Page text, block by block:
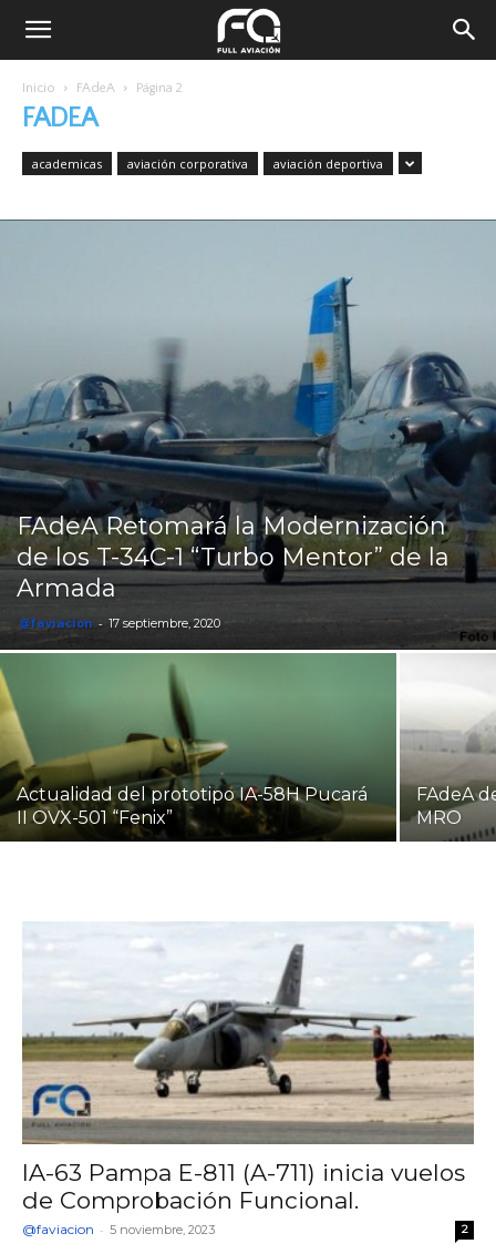
Inicio FAdeA Página 2
FADEA
academicas aviación corporativa aviación deportiva
FAdeA Retomará la Modernización
de los T-34C-1 “Turbo Mentor” de la
Armada
@faviacion - 17 septiembre, 2020
Actualidad del prototipo IA-58H Pucará
II OVX-501 “Fenix”
FAdeA
MRO
IA-63 Pampa E-811 (A-711) inicia vuelos
de Comprobación Funcional.
@faviacion - 5 noviembre, 2023 2